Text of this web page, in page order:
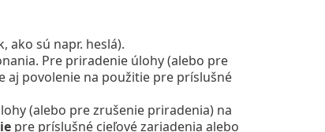
ako sú napr. heslá).
Pre priradenie úlohy (alebo pre
aj povolenie na použitie pre príslušné
(alebo pre zrušenie priradenia) na
pre príslušné cieľové zariadenia alebo